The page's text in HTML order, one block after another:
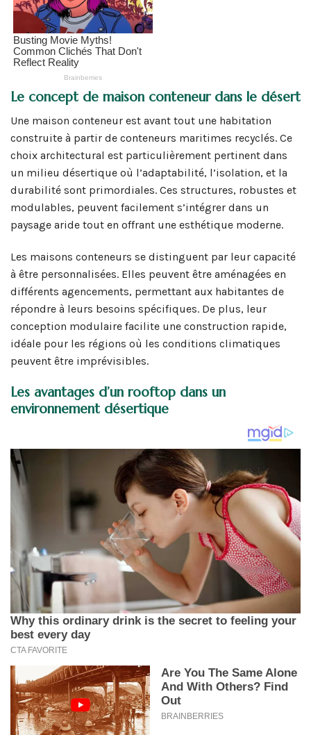
Le concept de maison conteneur dans le désert
Une maison conteneur est avant tout une habitation
construite à partir de conteneurs maritimes recyclés. Ce
choix architectural est particulièrement pertinent dans
un milieu désertique où l’adaptabilité, l’isolation, et la
durabilité sont primordiales. Ces structures, robustes et
modulables, peuvent facilement s’intégrer dans un
paysage aride tout en offrant une esthétique moderne.
Les maisons conteneurs se distinguent par leur capacité
à être personnalisées. Elles peuvent être aménagées en
différents agencements, permettant aux habitantes de
répondre à leurs besoins spécifiques. De plus, leur
conception modulaire facilite une construction rapide,
idéale pour les régions où les conditions climatiques
peuvent être imprévisibles.
Les avantages d’un rooftop dans un
environnement désertique